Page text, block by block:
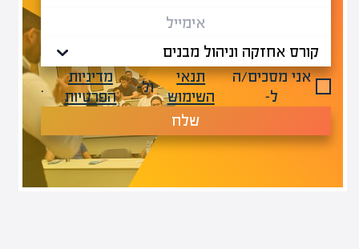
אני מסכים/ה
ל-
תנאי
השימוש
ול-
מדיניות
הפרטיות
.
שלח